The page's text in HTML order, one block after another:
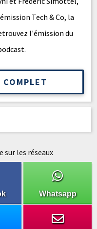
Tech & Co, la
l'émission du
sur les réseaux
Whatsapp